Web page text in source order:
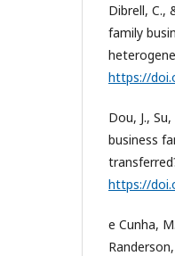
Dibrell, C.,
family
https://
Dou, J.,
business
https://
e Cunha,